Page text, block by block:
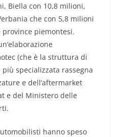
Biella con 10,8 milioni,
che con 5,8 milioni
piemontesi.
(che è la struttura di
specializzata rassegna
e dell’aftermarket
e del Ministero delle
hanno speso